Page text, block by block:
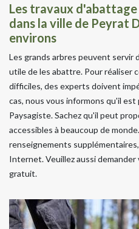
Les travaux
dans la ville de Peyrat
environs
Les grands arbres peuvent servir
utile de les abattre. Pour réaliser
difficiles, des experts doivent
cas, nous vous informons qu'il est
Paysagiste. Sachez qu'il peut
accessibles à beaucoup de
renseignements
Internet. Veuillez aussi
gratuit.